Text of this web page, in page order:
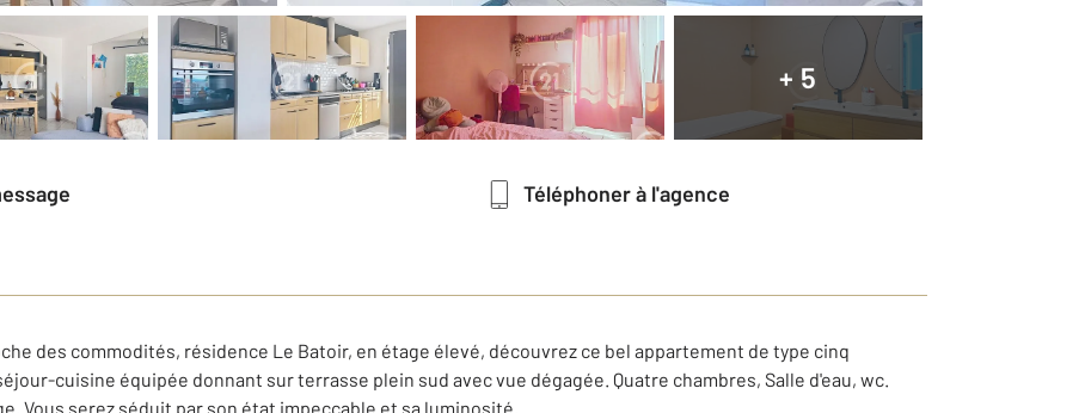
+ 5
Téléphoner à l'agence
des commodités, résidence Le Batoir, en étage élevé, découvrez ce bel appartement de type cinq
cuisine équipée donnant sur terrasse plein sud avec vue dégagée. Quatre chambres, Salle d'eau, wc.
Vous serez séduit par son état impeccable et sa luminosité.